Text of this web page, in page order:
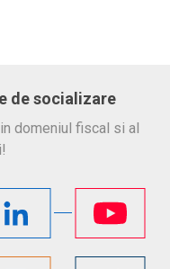
de socializare
domeniul fiscal si al